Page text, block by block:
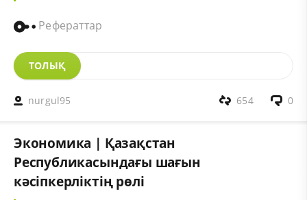
Рефераттар
ТОЛЫҚ
nurgul95 0
654
Экономика | Қазақстан
Республикасындағы шағын
кәсіпкерліктің рөлі